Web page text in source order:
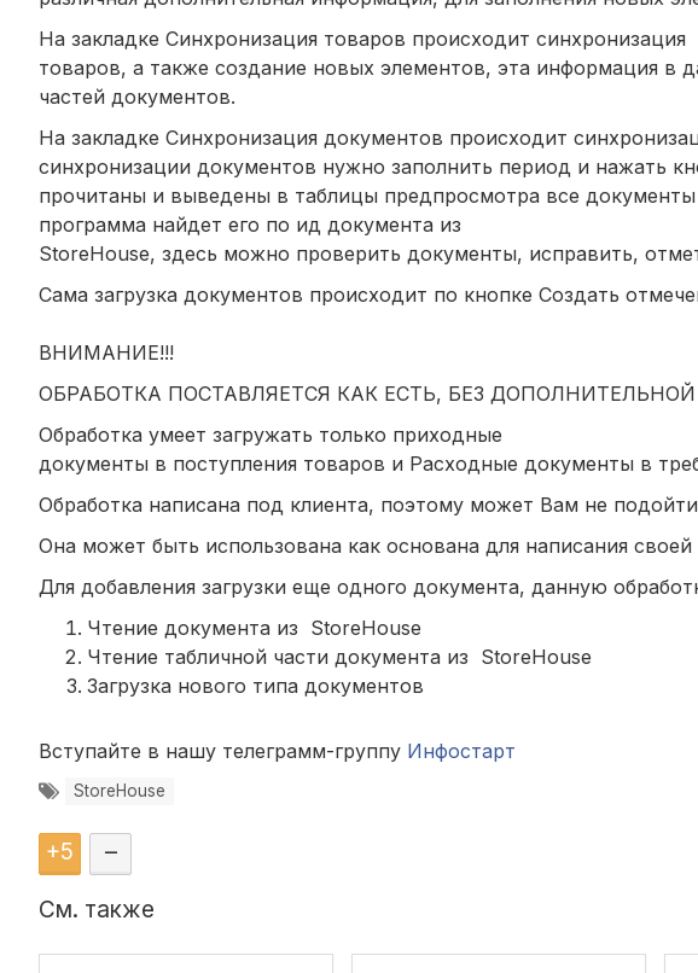
На закладке Синхронизация товаров происходит синхронизация
товаров, а также создание новых элементов, эта информация в
частей документов.
На закладке Синхронизация документов происходит
синхронизации документов нужно заполнить период и нажать
прочитаны и выведены в таблицы предпросмотра все
программа найдет его по ид документа из
StoreHouse, здесь можно проверить документы, исправить,
Сама загрузка документов происходит по кнопке Создать
ВНИМАНИЕ!!!
ОБРАБОТКА ПОСТАВЛЯЕТСЯ КАК ЕСТЬ, БЕЗ
Обработка умеет загружать только приходные
документы в поступления товаров и Расходные документы в
Обработка написана под клиента, поэтому может Вам не
Она может быть использована как основана для написания
Для добавления загрузки еще одного документа, данную
Чтение документа из StoreHouse
Чтение табличной части документа из StoreHouse
Загрузка нового типа документов
Вступайте в нашу телеграмм-группу Инфостарт
StoreHouse
+5 –
См. также